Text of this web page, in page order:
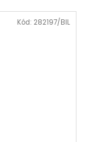
Kód: 282197/BIL